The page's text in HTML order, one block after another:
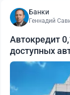
Банки
Геннадий
Автокредит
доступных